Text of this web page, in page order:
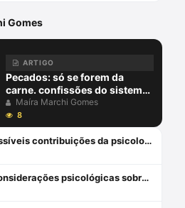
Gomes
ARTIGO
Pecados: só se forem da
carne. confissões do sistema
judicial à luz da psicanálise
Maíra Marchi Gomes
8
Ser o que se é: (im)possíveis contribuições da psicologia ao direito
Nas mãos de flores: considerações psicológicas sobre exame criminológico